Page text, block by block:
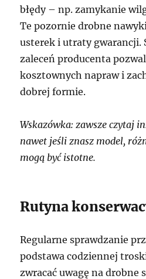
błędy – np. zamykanie
Te pozornie drobne
usterek i utraty gwarancji.
zaleceń producenta
kosztownych napraw i
dobrej formie.
Wskazówka: zawsze czytaj
nawet jeśli znasz model,
mogą być istotne.
Rutyna
Regularne sprawdzanie
podstawa codziennej
zwracać uwagę na drobne